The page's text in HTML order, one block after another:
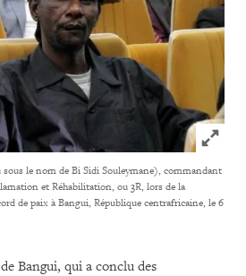
Click to
le nom de Bi Sidi Souleymane), commandant
et Réhabilitation, ou 3R, lors de la
de paix à Bangui, République centrafricaine, le 6
Bangui, qui a conclu des